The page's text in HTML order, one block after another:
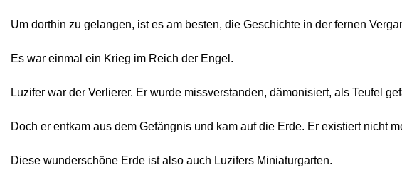
Um dorthin zu gelangen, ist es am besten, die Geschichte in der fernen
Es war einmal ein Krieg im Reich der Engel.
Luzifer war der Verlierer. Er wurde missverstanden, dämonisiert, als Teufel
Doch er entkam aus dem Gefängnis und kam auf die Erde. Er existiert nicht
Diese wunderschöne Erde ist also auch Luzifers Miniaturgarten.